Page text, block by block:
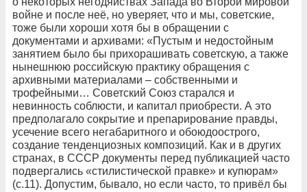
войне и после неё, но уверяет, что и мы, советские,
тоже были хороши хотя бы в обращении с
документами и архивами: «Пустым и недостойным
занятием было бы прихорашивать советскую, а также
нынешнюю российскую практику обращения с
архивными материалами – собственными и
трофейными… Советский Союз старался и
невинность соблюсти, и капитал приобрести. А это
предполагало сокрытие и препарирование правды,
усечение всего негабаритного и обоюдоострого,
создание тенденциозных композиций. Как и в других
странах, в СССР документы перед публикацией часто
подвергались «стилистической правке» и купюрам»
(с.11). Допустим, бывало, но если часто, то привёл бы